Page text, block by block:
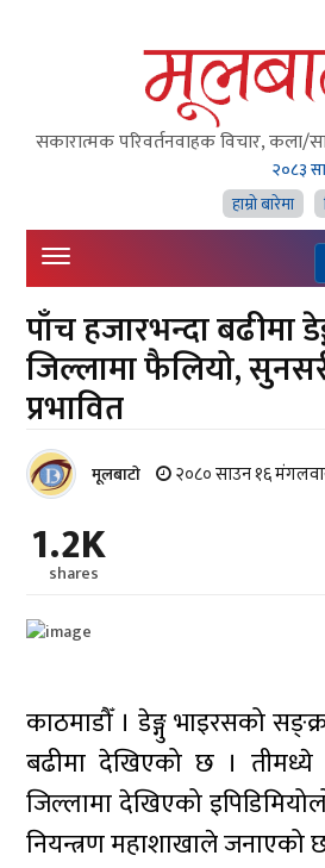
सकारात्मक परिवर्तनवाहक विचार, कला/
२०८३
हाम्राे बारेमा
पाँच हजारभन्दा बढीमा
जिल्लामा फैलियो,
प्रभावित
मूलबाटाे २०८० साउन १६
1.2K
shares
काठमाडौँ । डेङ्गु भाइरसको
बढीमा देखिएको छ ।
जिल्लामा देखिएको
नियन्त्रण महाशाखाले जनाएको